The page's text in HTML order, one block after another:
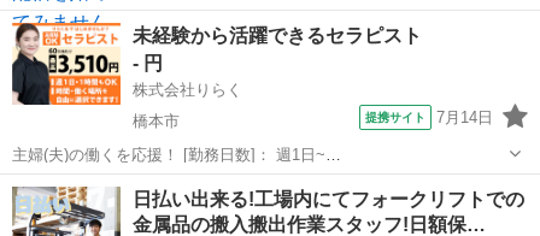
未経験から活躍できるセラピスト
- 円
株式会社りらく
橋本市
提携サイト 7月14日
主婦(夫)の働くを応援！ [勤務日数]： 週1日~
10:00~16:00/10:00~15:00/10:00~17:00/13:00~18:00/15:00~23:00 月/
火/水/木/金/土/日 などから選べます [...
和歌山 橋本市 マッサージ
日払い出来る!工場内にてフォークリフトでの
金属品の搬入搬出作業スタッフ!日額保…